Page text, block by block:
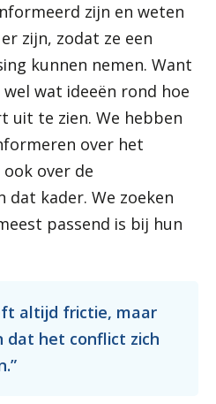
zijn en weten
zijn, zodat ze een
kunnen nemen. Want
wat ideeën rond hoe
uit te zien. We hebben
over het
over de
dat kader. We zoeken
passend is bij hun
altijd frictie, maar
dat het conflict zich